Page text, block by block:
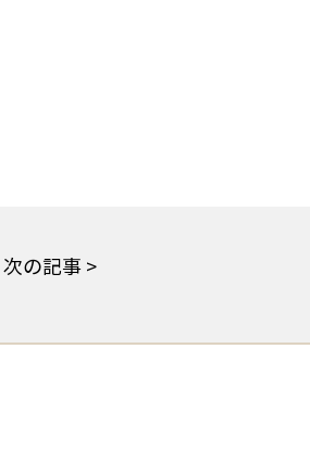
次の記事 >